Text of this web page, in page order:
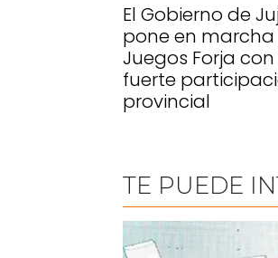
El Gobierno de
pone en marcha
Juegos Forja
fuerte
provincial
TE PUEDE